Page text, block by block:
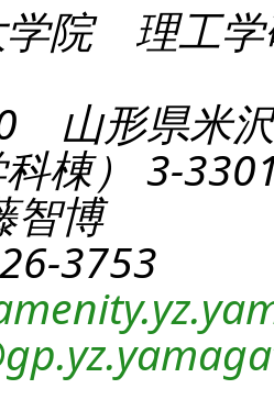
学院 理工学
山形県米
棟） 3-
智博
3753